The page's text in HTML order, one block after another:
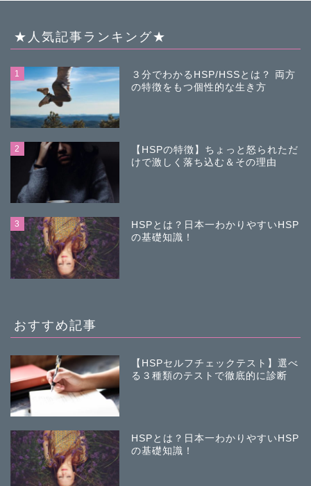
★人気記事ランキング★
1
３分でわかるHSP/HSSとは？ 両方
の特徴をもつ個性的な生き方
2
【HSPの特徴】ちょっと怒られただ
けで激しく落ち込む＆その理由
3
HSPとは？日本一わかりやすいHSP
の基礎知識！
おすすめ記事
【HSPセルフチェックテスト】選べ
る３種類のテストで徹底的に診断
HSPとは？日本一わかりやすいHSP
の基礎知識！